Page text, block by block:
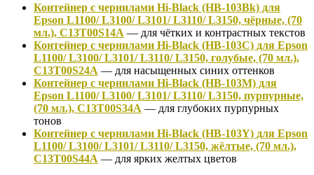
Контейнер с чернилами Hi-Black (HB-103Bk) для
Epson L1100/ L3100/ L3101/ L3110/ L3150, чёрные, (70
мл.), C13T00S14A — для чётких и контрастных текстов
Контейнер с чернилами Hi-Black (HB-103C) для Epson
L1100/ L3100/ L3101/ L3110/ L3150, голубые, (70 мл.),
C13T00S24A — для насыщенных синих оттенков
Контейнер с чернилами Hi-Black (HB-103M) для
Epson L1100/ L3100/ L3101/ L3110/ L3150, пурпурные,
(70 мл.), C13T00S34A — для глубоких пурпурных
тонов
Контейнер с чернилами Hi-Black (HB-103Y) для Epson
L1100/ L3100/ L3101/ L3110/ L3150, жёлтые, (70 мл.),
C13T00S44A — для ярких желтых цветов